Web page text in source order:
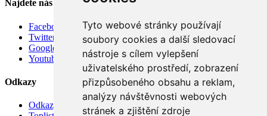
Tyto webové stránky používají
soubory cookies a další sledovací
nástroje s cílem vylepšení
uživatelského prostředí, zobrazení
přizpůsobeného obsahu a reklam,
analýzy návštěvnosti webových
stránek a zjištění zdroje
Najdete nás
Facebook
Twitter
Google
Youtube
Odkazy
Odkazy